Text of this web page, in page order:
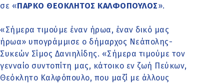
σε «ΠΑΡΚΟ ΘΕΟΚΛΗΤΟΣ ΚΑΛΦΟΠΟΥΛΟΣ».
«Σήμερα τιμούμε έναν ήρωα, έναν δικό μας
ήρωα» υπογράμμισε ο δήμαρχος Νεάπολης-
Συκεών Σίμος Δανιηλίδης. «Σήμερα τιμούμε τον
γενναίο συντοπίτη μας, κάτοικο εν ζωή Πεύκων,
Θεόκλητο Καλφόπουλο, που μαζί με άλλους